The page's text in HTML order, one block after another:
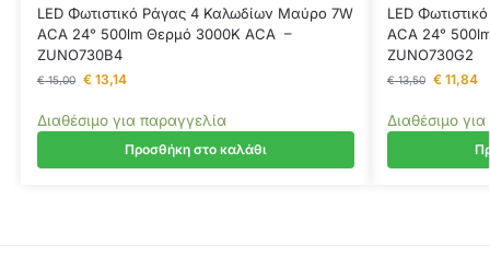
LED Φωτιστικό Ράγας 4 Καλωδίων Μαύρο 7W
ACA 24° 500lm Θερμό 3000K ACA –
ZUNO730B4
€15,00 €13,14
Διαθέσιμο για παραγγελία
Προσθήκη στο καλάθι
LED
ACA 24°
ZUNO730G2
€13,50 €11,84
Διαθέσιμο